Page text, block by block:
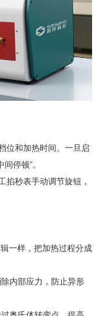
位和加热时间。一旦启
停顿”。
掐秒表手动调节旋钮，
一样，把加热过程分成
内部应力，防止异形